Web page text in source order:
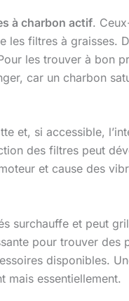
à charbon actif.
les filtres à graisses.
les trouver à bon
car un charbon
et, si accessible,
des filtres peut
et cause des
surchauffe et peut
pour trouver des
disponibles.
mais essentiellement.